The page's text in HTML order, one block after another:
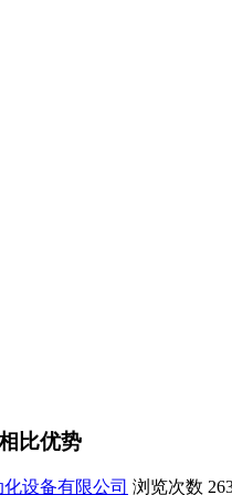
比优势
设备有限公司 浏览次数